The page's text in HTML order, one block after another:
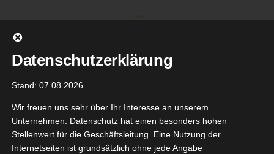
springen
Datenschutzerklärung
Stand: 07.08.2026
Wir freuen uns sehr über Ihr Interesse an unserem
Unternehmen. Datenschutz hat einen besonders hohen
Stellenwert für die Geschäftsleitung. Eine Nutzung der
Internetseiten ist grundsätzlich ohne jede Angabe